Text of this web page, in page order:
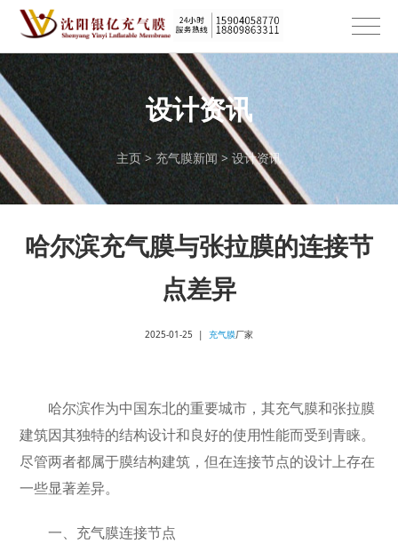
设计资讯
主页> 充气膜新闻> 设计资讯
哈尔滨充气膜与张拉膜的连接节
点差异
2025-01-25 | 充气膜厂家
哈尔滨作为中国东北的重要城市，其充气膜和张拉膜
建筑因其独特的结构设计和良好的使用性能而受到青睐。
尽管两者都属于膜结构建筑，但在连接节点的设计上存在
一些显著差异。
一、充气膜连接节点